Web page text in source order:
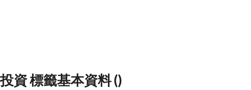
投資 標籤基本資料 ()